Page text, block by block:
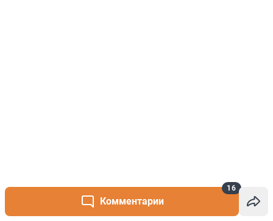
Комментарии
16